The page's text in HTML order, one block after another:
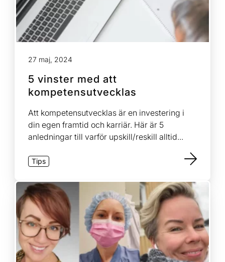
27 maj, 2024
5 vinster med att
kompetensutvecklas
Att kompetensutvecklas är en investering i
din egen framtid och karriär. Här är 5
anledningar till varför upskill/reskill alltid...
Tips